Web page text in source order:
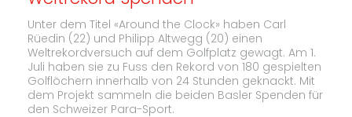
Unter dem Titel «Around the Clock» haben Carl
Rüedin (22) und Philipp Altwegg (20) einen
Weltrekordversuch auf dem Golfplatz gewagt. Am 1.
Juli haben sie zu Fuss den Rekord von 180 gespielten
Golflöchern innerhalb von 24 Stunden geknackt. Mit
dem Projekt sammeln die beiden Basler Spenden für
den Schweizer Para-Sport.